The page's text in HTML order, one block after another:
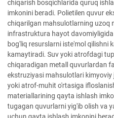
chiqarish bosqichlarida quruq
imkonini beradi. Polietilen quvur
chiqarilgan mahsulotlarning uzoq
infrastruktura hayot
bog'liq resurslarni iste'mol qilishni
kamaytiradi. Suv yoki atrofdagi
chiqaradigan metall quvurlardan
ekstruziyasi mahsulotlari
yoki atrof-muhit o'rtasiga
materiallarining qayta ishlash
tugagan quvurlarni yig'ib olish va
uchun qayta ishlash imkonini